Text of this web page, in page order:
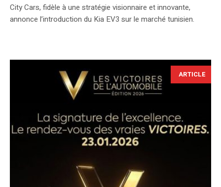
City Cars, fidèle à une stratégie visionnaire et innovante,
annonce l’introduction du Kia EV3 sur le marché tunisien.
ARTICLE